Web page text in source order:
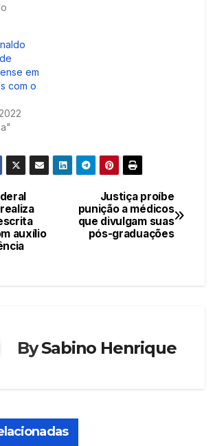
em
com o
Justiça proíbe
punição a médicos
que divulgam suas
pós-graduações
auxílio
BySabino Henrique